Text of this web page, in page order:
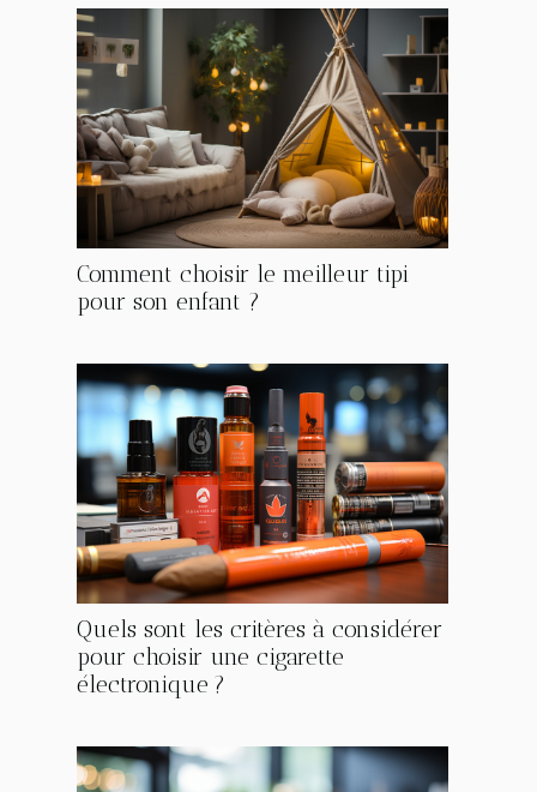
Comment choisir le meilleur tipi
pour son enfant ?
Quels sont les critères à considérer
pour choisir une cigarette
électronique ?